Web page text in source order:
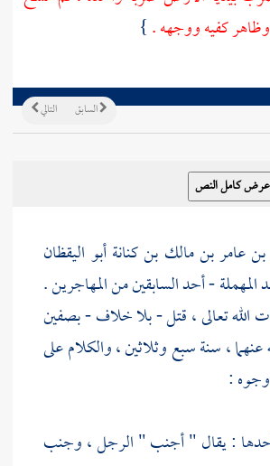
وظاهر كفيه ووجهه .}
التالي السابق
عامر بن مالك بن كنانة أبو اليقظان
المهملة - أحد السابقين من المهاجرين .
الله تعالى ، قتل - بلا خلاف -بصفين
، سنة سبع وثلاثين ، والكلام على
:
: يقال " أجنب " الرجل ، وجنب